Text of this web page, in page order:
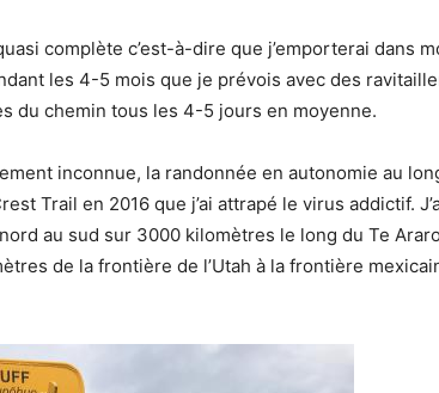
complète c’est-à-dire que j’emporterai dans
les 4-5 mois que je prévois avec des
du chemin tous les 4-5 jours en moyenne.
inconnue, la randonnée en autonomie au
Trail en 2016 que j’ai attrapé le virus addictif.
au sud sur 3000 kilomètres le long du Te
de la frontière de l’Utah à la frontière